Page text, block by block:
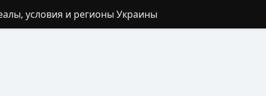
условия и регионы Украины
полный гайд от нуля до сильных рук